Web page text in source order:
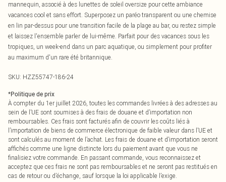
mannequin, associé à des lunettes de soleil oversize pour cette ambiance
vacances cool et sans effort. Superposez un paréo transparent ou une chemise
en lin par-dessus pour une transition facile de la plage au bar, ou restez simple
et laissez l'ensemble parler de lui-même. Parfait pour des vacances sous les
tropiques, un week-end dans un parc aquatique, ou simplement pour profiter
au maximum d'un rare été britannique.
SKU: HZZ55747-186-24
*Politique de prix
À compter du 1er juillet 2026, toutes les commandes livrées à des adresses au
sein de l’UE sont soumises à des frais de douane et d’importation non
remboursables. Ces frais sont facturés afin de couvrir les coûts liés à
l’importation de biens de commerce électronique de faible valeur dans l’UE et
sont calculés au moment de l’achat. Les frais de douane et d’importation seront
affichés comme une ligne distincte lors du paiement avant que vous ne
finalisiez votre commande. En passant commande, vous reconnaissez et
acceptez que ces frais ne sont pas remboursables et ne seront pas restitués en
cas de retour ou d’échange, sauf lorsque la loi applicable l’exige.